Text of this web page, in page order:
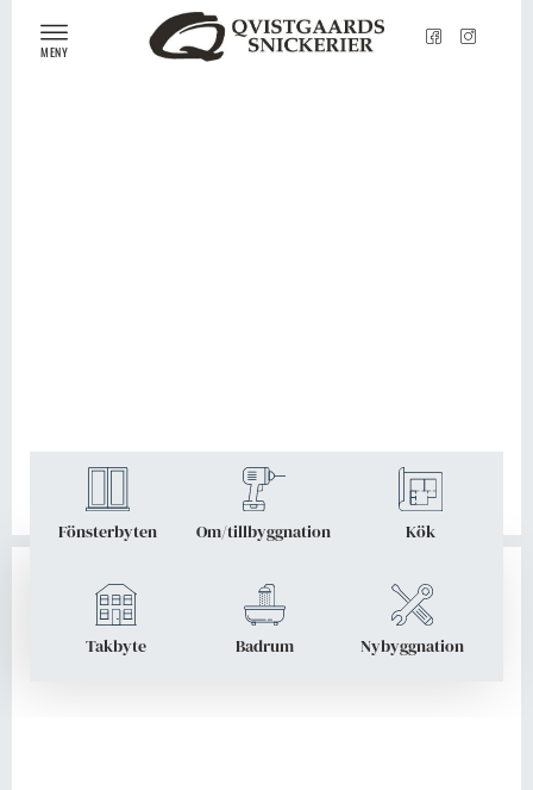
MENY
Fönsterbyten Om/tillbyggnation Kök
Takbyte Badrum Nybyggnation